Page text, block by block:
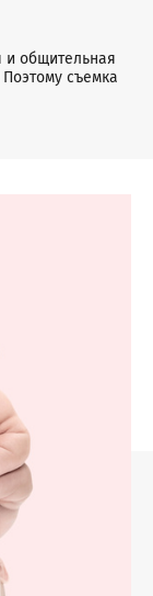
общительная
съемка